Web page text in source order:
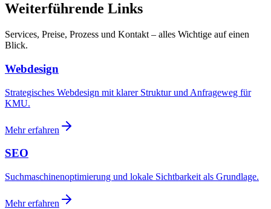
Weiterführende Links
Services, Preise, Prozess und Kontakt – alles Wichtige auf einen
Blick.
Webdesign
Strategisches Webdesign mit klarer Struktur und Anfrageweg für
KMU.
Mehr erfahren
SEO
Suchmaschinenoptimierung und lokale Sichtbarkeit als Grundlage.
Mehr erfahren